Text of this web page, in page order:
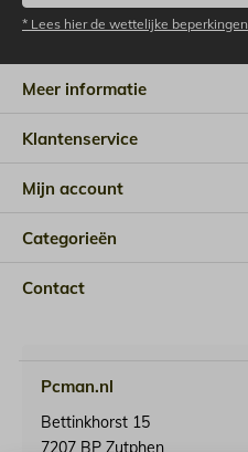
* Lees hier de wettelijke beperkingen
Meer informatie
Klantenservice
Mijn account
Categorieën
Contact
Pcman.nl
Bettinkhorst 15
7207 BP Zutphen